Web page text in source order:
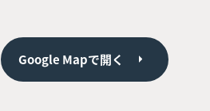
Google Mapで開く